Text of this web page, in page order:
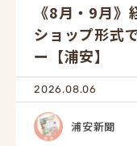
《8月・9月》
ショップ形式
ー【浦安】
2026.08.06
浦安新聞